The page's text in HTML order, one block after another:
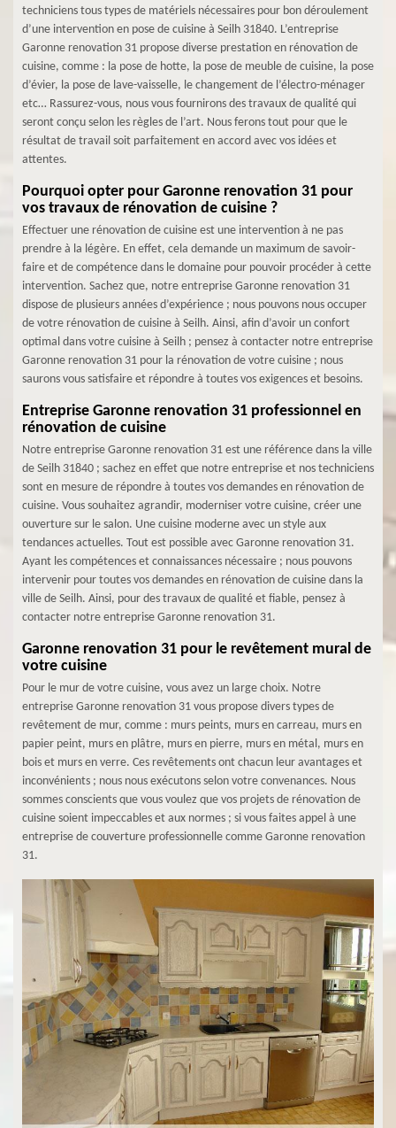
techniciens tous types de matériels nécessaires pour bon déroulement
d’une intervention en pose de cuisine à Seilh 31840. L’entreprise
Garonne renovation 31 propose diverse prestation en rénovation de
cuisine, comme : la pose de hotte, la pose de meuble de cuisine, la pose
d’évier, la pose de lave-vaisselle, le changement de l’électro-ménager
etc… Rassurez-vous, nous vous fournirons des travaux de qualité qui
seront conçu selon les règles de l’art. Nous ferons tout pour que le
résultat de travail soit parfaitement en accord avec vos idées et
attentes.
Pourquoi opter pour Garonne renovation 31 pour
vos travaux de rénovation de cuisine ?
Effectuer une rénovation de cuisine est une intervention à ne pas
prendre à la légère. En effet, cela demande un maximum de savoir-
faire et de compétence dans le domaine pour pouvoir procéder à cette
intervention. Sachez que, notre entreprise Garonne renovation 31
dispose de plusieurs années d’expérience ; nous pouvons nous occuper
de votre rénovation de cuisine à Seilh. Ainsi, afin d’avoir un confort
optimal dans votre cuisine à Seilh ; pensez à contacter notre entreprise
Garonne renovation 31 pour la rénovation de votre cuisine ; nous
saurons vous satisfaire et répondre à toutes vos exigences et besoins.
Entreprise Garonne renovation 31 professionnel en
rénovation de cuisine
Notre entreprise Garonne renovation 31 est une référence dans la ville
de Seilh 31840 ; sachez en effet que notre entreprise et nos techniciens
sont en mesure de répondre à toutes vos demandes en rénovation de
cuisine. Vous souhaitez agrandir, moderniser votre cuisine, créer une
ouverture sur le salon. Une cuisine moderne avec un style aux
tendances actuelles. Tout est possible avec Garonne renovation 31.
Ayant les compétences et connaissances nécessaire ; nous pouvons
intervenir pour toutes vos demandes en rénovation de cuisine dans la
ville de Seilh. Ainsi, pour des travaux de qualité et fiable, pensez à
contacter notre entreprise Garonne renovation 31.
Garonne renovation 31 pour le revêtement mural de
votre cuisine
Pour le mur de votre cuisine, vous avez un large choix. Notre
entreprise Garonne renovation 31 vous propose divers types de
revêtement de mur, comme : murs peints, murs en carreau, murs en
papier peint, murs en plâtre, murs en pierre, murs en métal, murs en
bois et murs en verre. Ces revêtements ont chacun leur avantages et
inconvénients ; nous nous exécutons selon votre convenances. Nous
sommes conscients que vous voulez que vos projets de rénovation de
cuisine soient impeccables et aux normes ; si vous faites appel à une
entreprise de couverture professionnelle comme Garonne renovation
31.